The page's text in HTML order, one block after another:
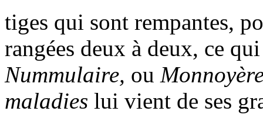
tiges qui sont rempantes,
rangées deux à deux, ce
Nummulaire, ou
maladies lui vient de ses